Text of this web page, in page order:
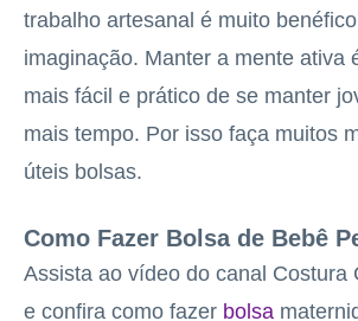
trabalho artesanal é muito
imaginação. Manter a mente ativa
mais fácil e prático de se manter
mais tempo. Por isso faça muitos
úteis bolsas.
Como Fazer Bolsa de Bebê
Assista ao vídeo do canal Costura
e confira como fazer bolsa